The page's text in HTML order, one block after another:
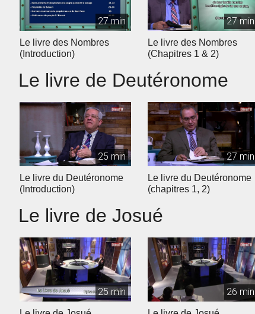
27 min
Le livre des Nombres
(Introduction)
27 min
Le livre des Nombres
(Chapitres 1 & 2)
Le livre de Deutéronome
25 min
Le livre du Deutéronome
(Introduction)
27 min
Le livre du Deutéronome
(chapitres 1, 2)
Le livre de Josué
25 min 26 min